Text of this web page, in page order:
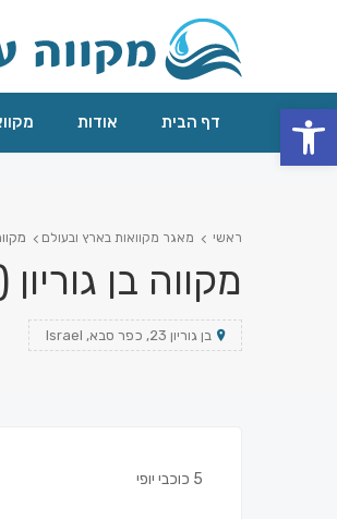
דף הבית אודות
ראשי מאגר מקוואות בארץ ובעולם
מקווה בן
בן גוריון 23, כפר סבא, Israel
5 כוכבי יופי
פתח סרגל נגישות